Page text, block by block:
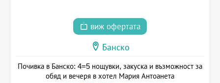
виж офертата
Банско
Почивка в Банско: 4=5 нощувки, закуска и възможност за
обяд и вечеря в хотел Мария Антоанета